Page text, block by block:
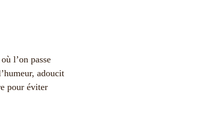
l’on passe
adoucit
pour éviter